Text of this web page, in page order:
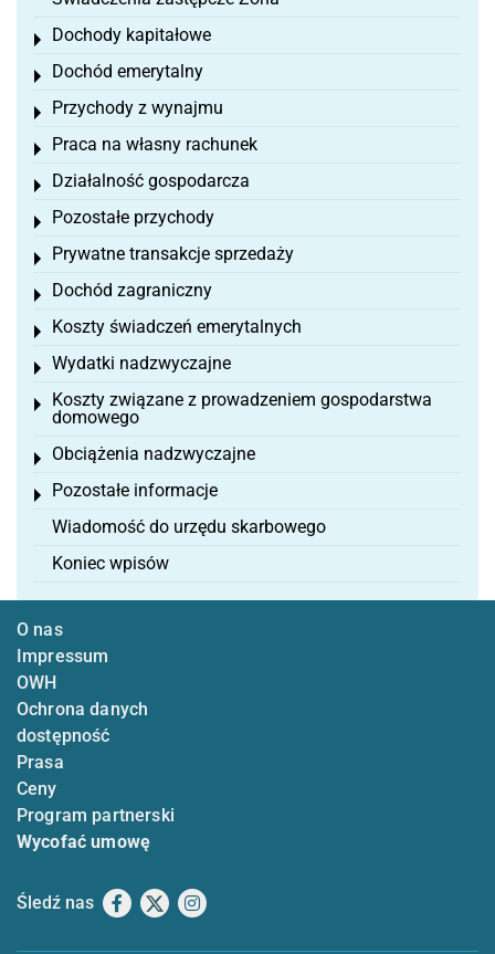
Dochody kapitałowe
Toggle menu
Dochód emerytalny
Toggle menu
Przychody z wynajmu
Toggle menu
Praca na własny rachunek
Toggle menu
Działalność gospodarcza
Toggle menu
Pozostałe przychody
Toggle menu
Prywatne transakcje sprzedaży
Toggle menu
Dochód zagraniczny
Toggle menu
Koszty świadczeń emerytalnych
Toggle menu
Wydatki nadzwyczajne
Toggle menu
Koszty związane z prowadzeniem gospodarstwa
domowego
Toggle menu
Obciążenia nadzwyczajne
Toggle menu
Pozostałe informacje
Toggle menu
Wiadomość do urzędu skarbowego
Koniec wpisów
O nas
Impressum
OWH
Ochrona danych
dostępność
Prasa
Ceny
Program partnerski
Wycofać umowę
Śledź nas Facebook
X Instagram